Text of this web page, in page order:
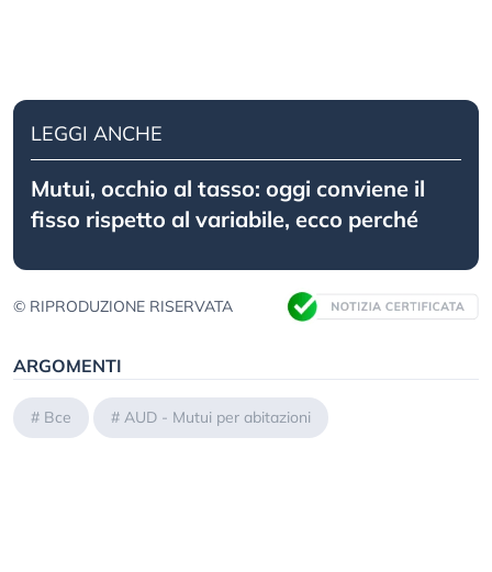
LEGGI ANCHE
Mutui, occhio al tasso: oggi conviene il
fisso rispetto al variabile, ecco perché
© RIPRODUZIONE RISERVATA
ARGOMENTI
# Bce # AUD - Mutui per abitazioni